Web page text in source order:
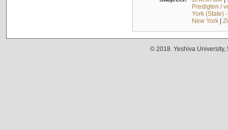
Predigten /
York (State)
New York|
© 2018. Yeshiva University,